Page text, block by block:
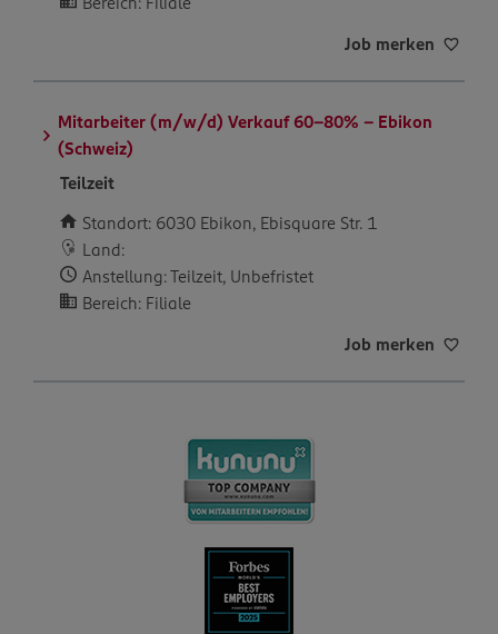
Job merken
Mitarbeiter (m/w/d) Verkauf 60-80% – Ebikon
(Schweiz)
Teilzeit
Standort: 6030 Ebikon, Ebisquare Str. 1
Land:
Anstellung: Teilzeit, Unbefristet
Bereich: Filiale
Job merken